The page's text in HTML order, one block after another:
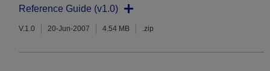
Reference Guide (v1.0)
V.1.0 20-Jun-2007 4.54 MB .zip